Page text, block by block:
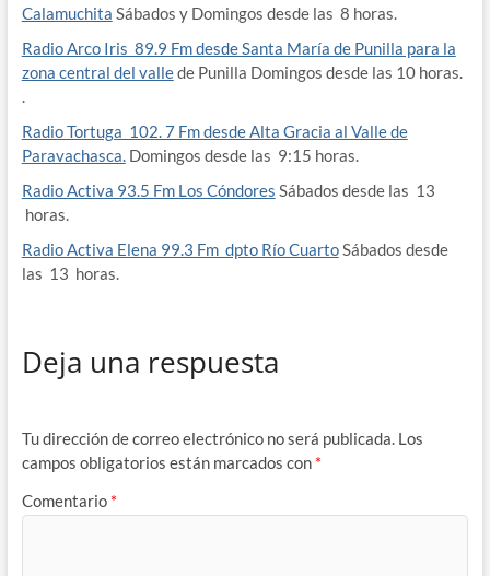
Calamuchita Sábados y Domingos desde las 8 horas.
Radio Arco Iris 89.9 Fm desde Santa María de Punilla para la
zona central del vallede Punilla Domingos desde las 10 horas.
.
Radio Tortuga 102. 7 Fm desde Alta Gracia al Valle de
Paravachasca.Domingos desde las 9:15 horas.
Radio Activa 93.5 Fm Los Cóndores Sábados desde las 13
horas.
Radio Activa Elena 99.3 Fm dpto Río CuartoSábados desde
las 13 horas.
Deja una respuesta
Tu dirección de correo electrónico no será publicada. Los
campos obligatorios están marcados con *
Comentario *